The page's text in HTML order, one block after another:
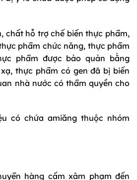
chất hỗ trợ chế biến thực phẩm,
phẩm chức năng, thực phẩm
phẩm được bảo quản bằng
thực phẩm có gen đã bị biến
nhà nước có thẩm quyền cho
có chứa amiăng thuộc nhóm
hàng cấm xâm phạm đến